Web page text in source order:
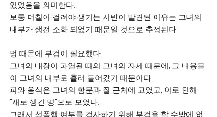
있었음을 의미한다.
보통 며칠이 걸려야 생기는 시반이 발견된 이유는 그녀의
내부가 생전 소화 되었기 때문일 것으로 추정된다.
멍 때문에 부검이 필요했다.
그녀의 내장이 파열될 때의 그녀의 자세 때문에, 그 내용물
이 그녀의 내부로 흘러 들어갔기 때문이다.
피와 음식은 그녀의 항문과 질 근처에 고였고, 이로 인해
"새로 생긴 멍"으로 보였다.
그래서 성폭행 여부를 검사하기 위해 부검을 할 수밖에 없